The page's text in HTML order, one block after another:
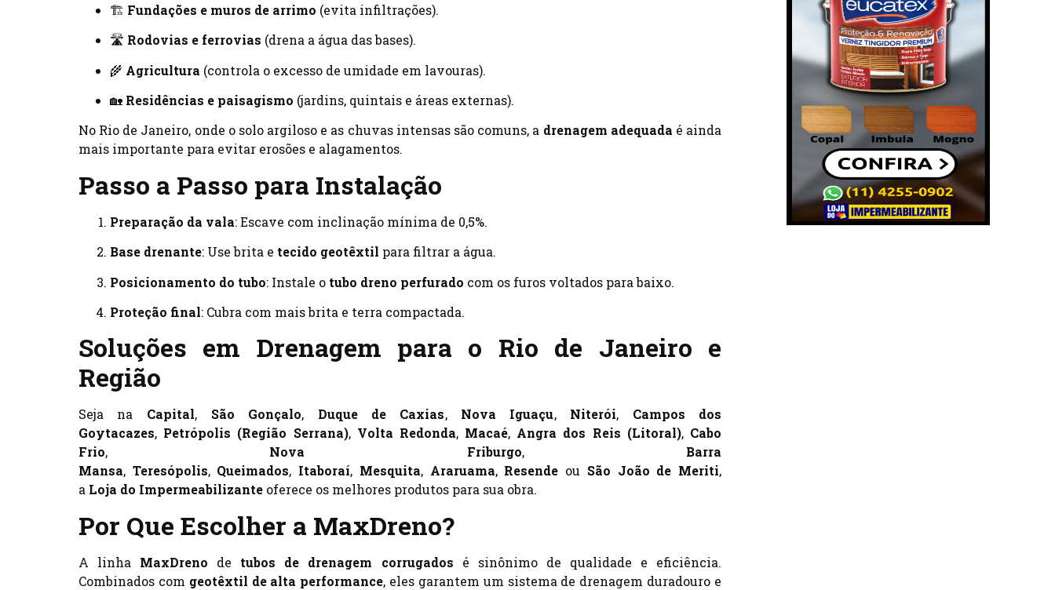
🏗️ Fundações e muros de arrimo (evita infiltrações).
🛣️ Rodovias e ferrovias (drena a água das bases).
🌾 Agricultura (controla o excesso de umidade em lavouras).
🏡 Residências e paisagismo (jardins, quintais e áreas externas).
No Rio de Janeiro, onde o solo argiloso e as chuvas intensas são comuns, a drenagem adequada é ainda
mais importante para evitar erosões e alagamentos.
Passo a Passo para Instalação
Preparação da vala: Escave com inclinação mínima de 0,5%.
Base drenante: Use brita e tecido geotêxtil para filtrar a água.
Posicionamento do tubo: Instale o tubo dreno perfurado com os furos voltados para baixo.
Proteção final: Cubra com mais brita e terra compactada.
Soluções em Drenagem para o Rio de Janeiro e
Região
Seja na Capital, São Gonçalo, Duque de Caxias, Nova Iguaçu, Niterói, Campos dos
Goytacazes, Petrópolis (Região Serrana), Volta Redonda, Macaé, Angra dos Reis (Litoral), Cabo
Frio, Nova Friburgo, Barra
Mansa, Teresópolis, Queimados, Itaboraí, Mesquita, Araruama, Resende ou São João de Meriti,
a Loja do Impermeabilizante oferece os melhores produtos para sua obra.
Por Que Escolher a MaxDreno?
A linha MaxDreno de tubos de drenagem corrugados é sinônimo de qualidade e eficiência.
Combinados com geotêxtil de alta performance, eles garantem um sistema de drenagem duradouro e